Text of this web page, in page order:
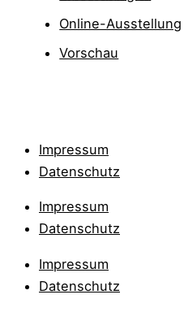
Online-Ausstellung
Vorschau
Impressum
Datenschutz
Impressum
Datenschutz
Impressum
Datenschutz